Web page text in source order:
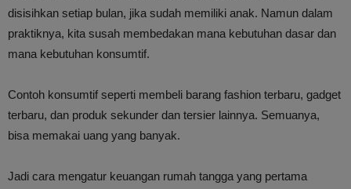
disisihkan setiap bulan, jika sudah memiliki anak. Namun dalam
praktiknya, kita susah membedakan mana kebutuhan dasar dan
mana kebutuhan konsumtif.
Contoh konsumtif seperti membeli barang fashion terbaru, gadget
terbaru, dan produk sekunder dan tersier lainnya. Semuanya,
bisa memakai uang yang banyak.
Jadi cara mengatur keuangan rumah tangga yang pertama